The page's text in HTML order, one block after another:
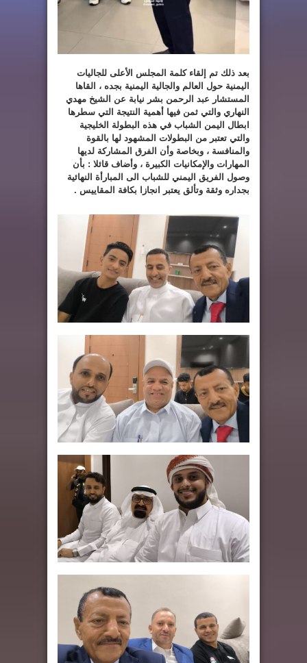
بعد ذلك تم إلقاء كلمة المجلس الأعلى للجاليات
اليمنية حول العالم والجالية اليمنية بجده ، القاها
المستشار عبد الرحمن بشر نيابة عن الشيخ مهدي
النهاري والتي ثمن فيها أهمية النتيجة التي سطرها
ابطال اليمن الشباب في هذه البطولة الخليجية
والتي تعتبر من البطولات المشهود لها بالقوة
والمنافسة ، وبخاصة وأن الفرق المشاركة لديها
المهارات والإمكانيات الكبيرة ، وأضاف قائلا : بأن
وصول الفريق اليمني للشباب الى المبارأة النهائية
بجداره وثقة وتألق يعتبر انجازا بكافة المقاييس .